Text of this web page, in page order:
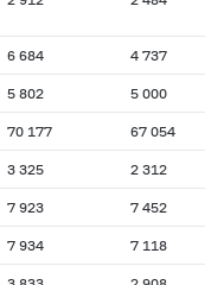
6 684 4 737
5 802 5 000
70 177 67 054
3 325 2 312
7 923 7 452
7 934 7 118